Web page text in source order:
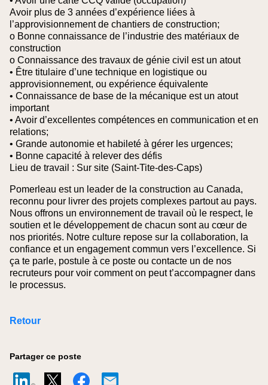
Avoir plus de 3 années d’expérience liées à
l’approvisionnement de chantiers de construction;
o Bonne connaissance de l’industrie des matériaux de
construction
o Connaissance des travaux de génie civil est un atout
• Être titulaire d’une technique en logistique ou
approvisionnement, ou expérience équivalente
• Connaissance de base de la mécanique est un atout
important
• Avoir d’excellentes compétences en communication et en
relations;
• Grande autonomie et habileté à gérer les urgences;
• Bonne capacité à relever des défis
Lieu de travail : Sur site (Saint-Tite-des-Caps)
Pomerleau est un leader de la construction au Canada,
reconnu pour livrer des projets complexes partout au pays.
Nous offrons un environnement de travail où le respect, le
soutien et le développement de chacun sont au cœur de
nos priorités. Notre culture repose sur la collaboration, la
confiance et un engagement commun vers l’excellence. Si
ça te parle, postule à ce poste ou contacte un de nos
recruteurs pour voir comment on peut t’accompagner dans
le processus.
Retour
Partager ce poste